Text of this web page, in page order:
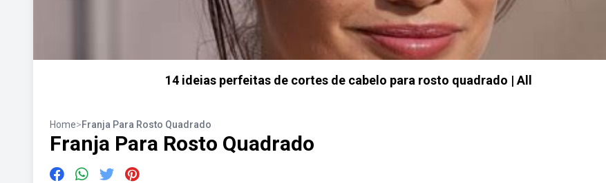
14 ideias perfeitas de cortes de cabelo para rosto quadrado | All
Home>Franja Para Rosto Quadrado
Franja Para Rosto Quadrado